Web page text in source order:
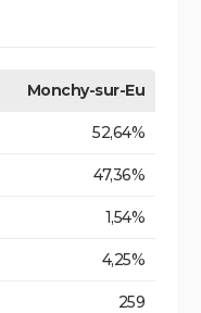
Monchy-sur-Eu
52,64%
47,36%
1,54%
4,25%
259